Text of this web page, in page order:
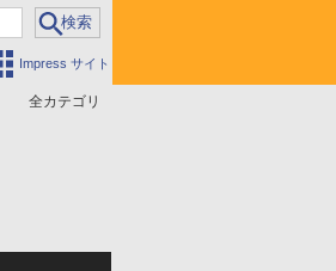
Impress サイト
全カテゴリ